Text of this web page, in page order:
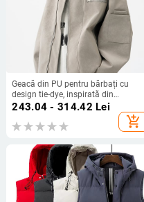
Geacă din PU pentru bărbați cu
design tie-dye, inspirată din
baseball american vintage, croială
scurtă, gulă înaltă, fermoar, mâneci
lungi, buzunare laterale
243.04 - 314.42 Lei
add_shopping_cart